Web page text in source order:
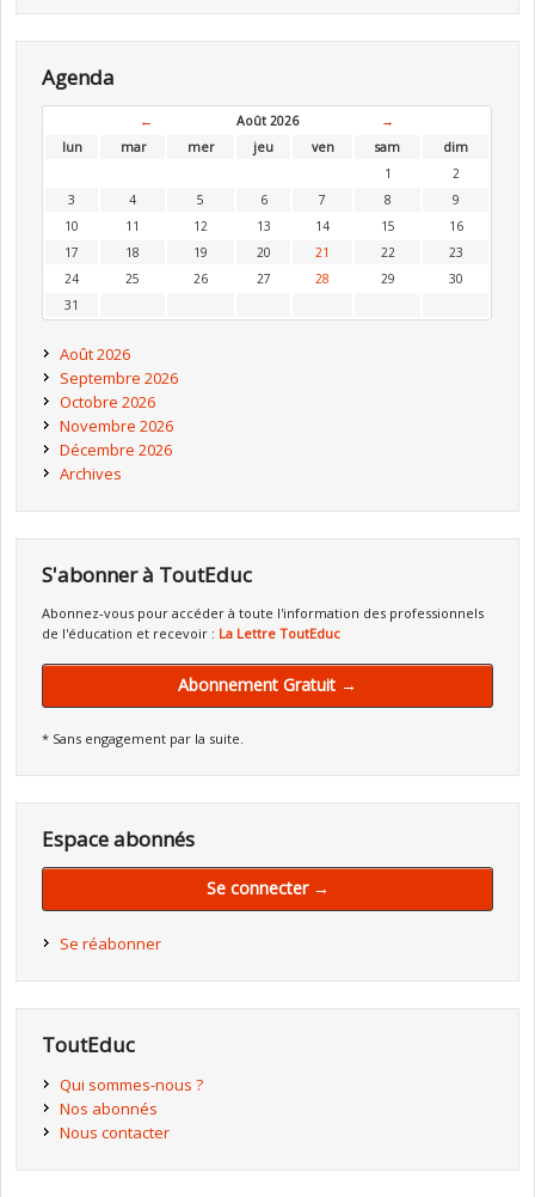
Agenda
← Août 2026
→
lun
mar mer jeu ven sam
dim
1
2
3
4 5 6 7 8
9
10
11 12 13 14 15
16
17
18 19 20 21 22
23
24
25 26 27 28 29
30
31
Août 2026
Septembre 2026
Octobre 2026
Novembre 2026
Décembre 2026
Archives
S'abonner à ToutEduc
Abonnez-vous pour accéder à toute l'information des professionnels
de l'éducation et recevoir : La Lettre ToutEduc
Abonnement Gratuit →
* Sans engagement par la suite.
Espace abonnés
Se connecter →
Se réabonner
ToutEduc
Qui sommes-nous ?
Nos abonnés
Nous contacter